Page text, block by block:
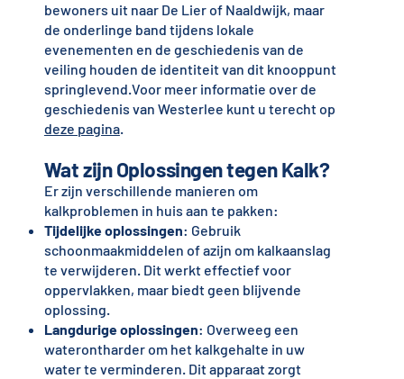
bewoners uit naar De Lier of Naaldwijk, maar
de onderlinge band tijdens lokale
evenementen en de geschiedenis van de
veiling houden de identiteit van dit knooppunt
springlevend.Voor meer informatie over de
geschiedenis van Westerlee kunt u terecht op
deze pagina.
Wat zijn Oplossingen tegen Kalk?
Er zijn verschillende manieren om
kalkproblemen in huis aan te pakken:
Tijdelijke oplossingen: Gebruik
schoonmaakmiddelen of azijn om kalkaanslag
te verwijderen. Dit werkt effectief voor
oppervlakken, maar biedt geen blijvende
oplossing.
Langdurige oplossingen: Overweeg een
waterontharder om het kalkgehalte in uw
water te verminderen. Dit apparaat zorgt